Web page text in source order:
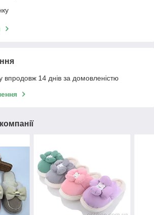
впродовж 14 днів за домовленістю